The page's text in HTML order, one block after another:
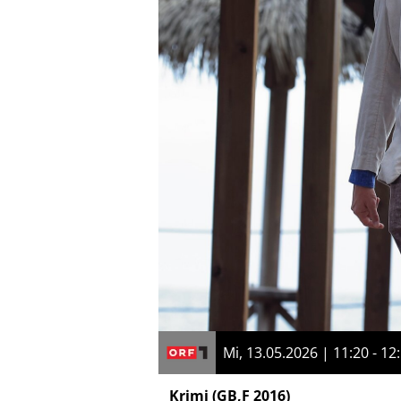
Mi, 13.05.2026 | 11:20 -
Krimi (GB,F 2016)